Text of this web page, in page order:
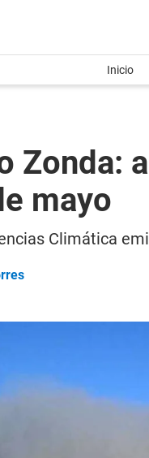
Inicio
Zonda:
mayo
Climática